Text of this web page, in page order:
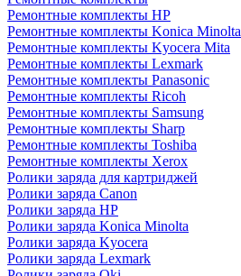
Ремонтные комплекты HP
Ремонтные комплекты Konica Minolta
Ремонтные комплекты Kyocera Mita
Ремонтные комплекты Lexmark
Ремонтные комплекты Panasonic
Ремонтные комплекты Ricoh
Ремонтные комплекты Samsung
Ремонтные комплекты Sharp
Ремонтные комплекты Toshiba
Ремонтные комплекты Xerox
Ролики заряда для картриджей
Ролики заряда Canon
Ролики заряда HP
Ролики заряда Konica Minolta
Ролики заряда Kyocera
Ролики заряда Lexmark